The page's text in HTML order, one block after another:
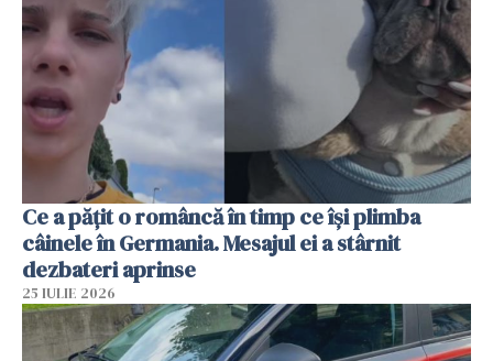
Ce a pățit o româncă în timp ce își plimba
câinele în Germania. Mesajul ei a stârnit
dezbateri aprinse
25 IULIE 2026